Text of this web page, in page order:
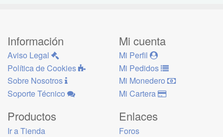
Información
Aviso Legal
Política de Cookies
Sobre Nosotros
Soporte Técnico
Mi cuenta
Mi Perfil
Mi Pedidos
Mi Monedero
Mi Cartera
Productos
Ir a Tienda
Enlaces
Foros